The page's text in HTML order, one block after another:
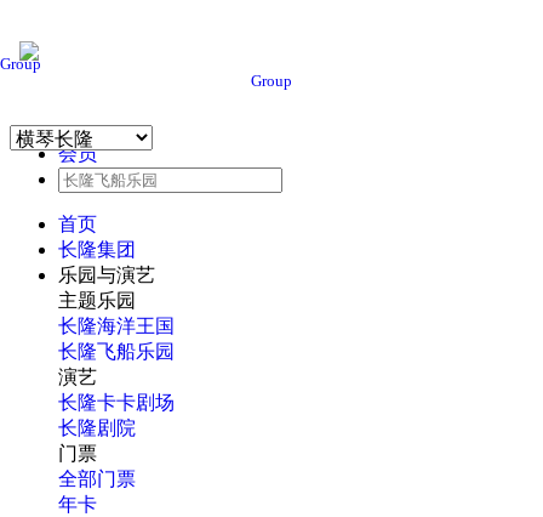
会员
首页
长隆集团
Group
乐园与演艺
主题乐园
长隆海洋王国
长隆飞船乐园
演艺
长隆卡卡剧场
长隆剧院
门票
全部门票
年卡
Group